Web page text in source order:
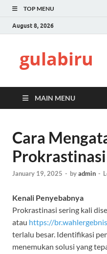
TOP MENU
August 8, 2026
gulabiru
MAIN MENU
Cara
Prokrastinasi
January 19, 2025 - byadmin -
Kenali Penyebabnya
Prokrastinasi sering kali
atau https://
terlalu besar. Identifikasi
menemukan solusi yang